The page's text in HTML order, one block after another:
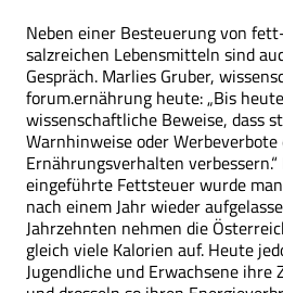
Neben einer Besteuerung von
salzreichen Lebensmitteln sind
Gespräch. Marlies Gruber,
forum.ernährung heute: „Bis
wissenschaftliche Beweise, dass
Warnhinweise oder Werbeverbote
Ernährungsverhalten
eingeführte Fettsteuer wurde
nach einem Jahr wieder
Jahrzehnten nehmen die
gleich viele Kalorien auf. Heute
Jugendliche und Erwachsene